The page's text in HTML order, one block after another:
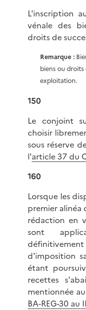
L'inscription
vénale des
droits de
Remarque :
biens ou
exploitation.
150
Le conjoint
choisir
sous réserve
l'article 37 du
160
Lorsque les
premier alinéa
rédaction en
sont
d'imposition
étant
recettes
mentionnée
BA-REG-30 au